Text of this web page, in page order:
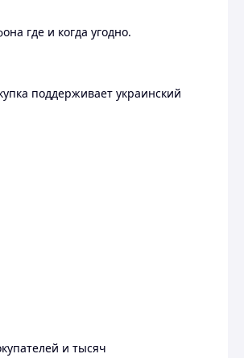
где и когда угодно.
поддерживает украинский
и тысяч